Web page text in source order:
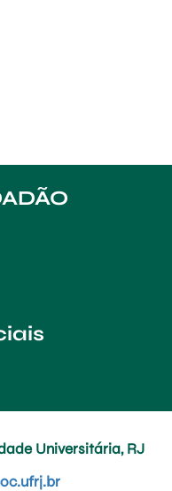
Universitária, RJ